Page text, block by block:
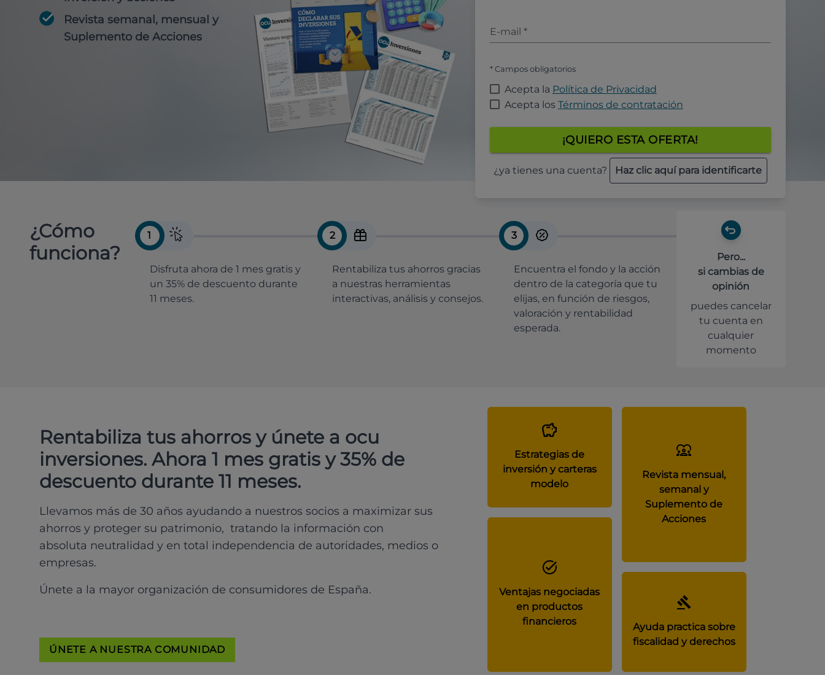
Revista semanal, mensual y
Suplemento de Acciones
E-mail *
* Campos obligatorios
Acepta la Política de Privacidad
Acepta los Términos de contratación
¡QUIERO ESTA OFERTA!
¿ya tienes una cuenta? Haz clic aquí para identificarte
¿Cómo
funciona?
1
Disfruta ahora de 1 mes gratis y
un 35% de descuento durante
11 meses.
2
Rentabiliza tus ahorros gracias
a nuestras herramientas
interactivas, análisis y consejos.
3
Encuentra el fondo y la acción
dentro de la categoría que tu
elijas, en función de riesgos,
valoración y rentabilidad
esperada.
Pero...
si cambias de
opinión
puedes cancelar
tu cuenta en
cualquier
momento
Rentabiliza tus ahorros y únete a ocu
inversiones. Ahora 1 mes gratis y 35% de
descuento durante 11 meses.
Llevamos más de 30 años ayudando a nuestros socios a maximizar sus
ahorros y proteger su patrimonio, tratando la información con
absoluta neutralidad y en total independencia de autoridades, medios o
empresas.
Únete a la mayor organización de consumidores de España.
ÚNETE A NUESTRA COMUNIDAD
Estrategias de
inversión y carteras
modelo
Revista mensual,
semanal y
Suplemento de
Acciones
Ventajas negociadas
en productos
financieros
Ayuda practica sobre
fiscalidad y derechos